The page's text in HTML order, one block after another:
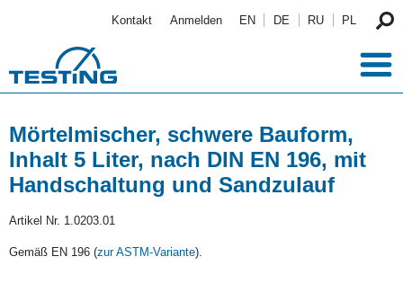
Kontakt Anmelden EN DE RU PL
Mörtelmischer, schwere Bauform,
Inhalt 5 Liter, nach DIN EN 196, mit
Handschaltung und Sandzulauf
Artikel Nr. 1.0203.01
Gemäß EN 196 (zur ASTM-Variante).